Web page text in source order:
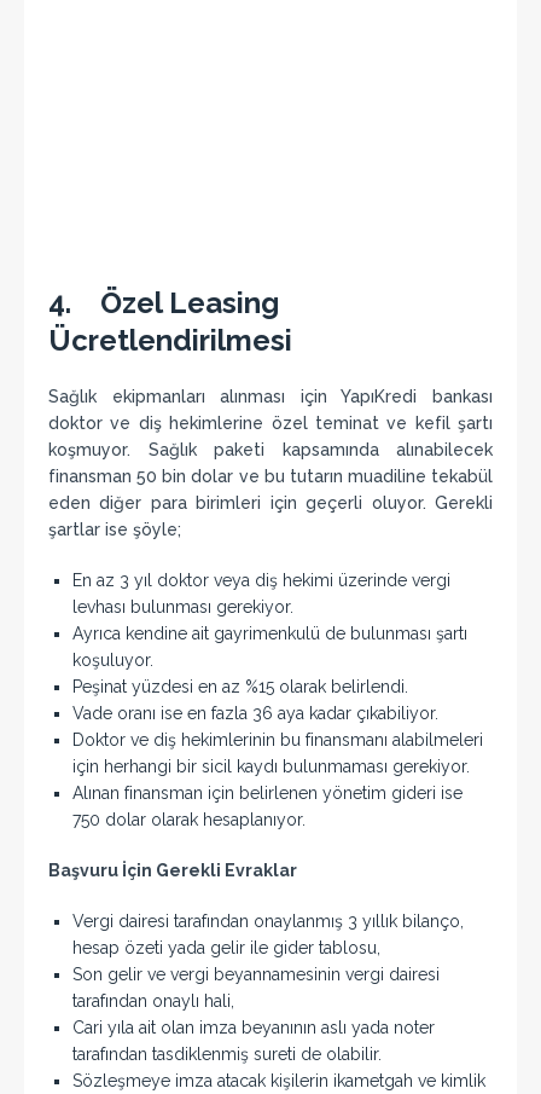
4. Özel Leasing
Ücretlendirilmesi
Sağlık ekipmanları alınması için YapıKredi bankası
doktor ve diş hekimlerine özel teminat ve kefil şartı
koşmuyor. Sağlık paketi kapsamında alınabilecek
finansman 50 bin dolar ve bu tutarın muadiline tekabül
eden diğer para birimleri için geçerli oluyor. Gerekli
şartlar ise şöyle;
En az 3 yıl doktor veya diş hekimi üzerinde vergi
levhası bulunması gerekiyor.
Ayrıca kendine ait gayrimenkulü de bulunması şartı
koşuluyor.
Peşinat yüzdesi en az %15 olarak belirlendi.
Vade oranı ise en fazla 36 aya kadar çıkabiliyor.
Doktor ve diş hekimlerinin bu finansmanı alabilmeleri
için herhangi bir sicil kaydı bulunmaması gerekiyor.
Alınan finansman için belirlenen yönetim gideri ise
750 dolar olarak hesaplanıyor.
Başvuru İçin Gerekli Evraklar
Vergi dairesi tarafından onaylanmış 3 yıllık bilanço,
hesap özeti yada gelir ile gider tablosu,
Son gelir ve vergi beyannamesinin vergi dairesi
tarafından onaylı hali,
Cari yıla ait olan imza beyanının aslı yada noter
tarafından tasdiklenmiş sureti de olabilir.
Sözleşmeye imza atacak kişilerin ikametgah ve kimlik